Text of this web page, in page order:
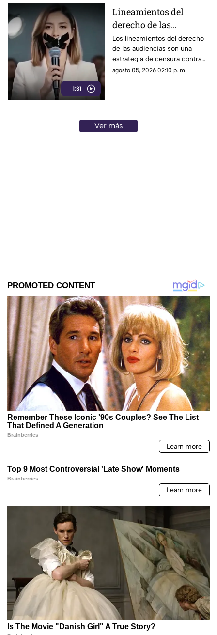
1:31
Lineamientos del
derecho de las
audiencias: una
estrategia de censura
contra la ciudadanía en
México (VIDEO)
Los lineamientos del derecho
de las audiencias son una
estrategia de censura contra
los ciudadanos. Buscan evitar
quién contestarán.
agosto 05, 2026 02:10 p. m.
Ver más